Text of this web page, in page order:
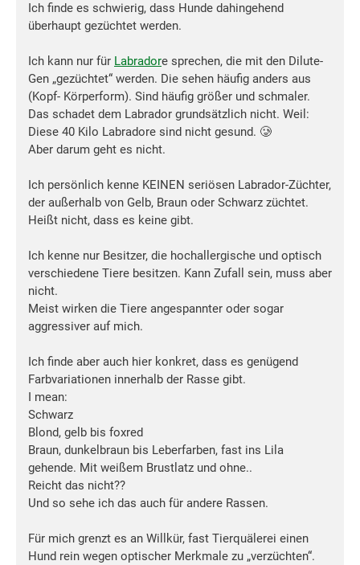
Ich finde es schwierig, dass Hunde dahingehend
überhaupt gezüchtet werden.
Ich kann nur für Labradore sprechen, die mit den Dilute-
Gen „gezüchtet“ werden. Die sehen häufig anders aus
(Kopf- Körperform). Sind häufig größer und schmaler.
Das schadet dem Labrador grundsätzlich nicht. Weil:
Diese 40 Kilo Labradore sind nicht gesund. 🥲
Aber darum geht es nicht.
Ich persönlich kenne KEINEN seriösen Labrador-Züchter,
der außerhalb von Gelb, Braun oder Schwarz züchtet.
Heißt nicht, dass es keine gibt.
Ich kenne nur Besitzer, die hochallergische und optisch
verschiedene Tiere besitzen. Kann Zufall sein, muss aber
nicht.
Meist wirken die Tiere angespannter oder sogar
aggressiver auf mich.
Ich finde aber auch hier konkret, dass es genügend
Farbvariationen innerhalb der Rasse gibt.
I mean:
Schwarz
Blond, gelb bis foxred
Braun, dunkelbraun bis Leberfarben, fast ins Lila
gehende. Mit weißem Brustlatz und ohne..
Reicht das nicht??
Und so sehe ich das auch für andere Rassen.
Für mich grenzt es an Willkür, fast Tierquälerei einen
Hund rein wegen optischer Merkmale zu „verzüchten“.